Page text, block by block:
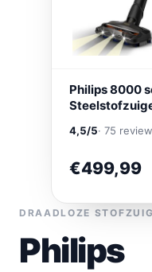
DRAADLOZE
Philips
Philips 8000
4,5/5· 75
€499,99